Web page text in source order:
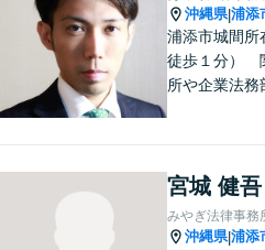
沖縄県|浦添
浦添市城間所
徒歩１分）
所や企業法務
宮城 健吾
みやぎ法律事務
沖縄県|浦添